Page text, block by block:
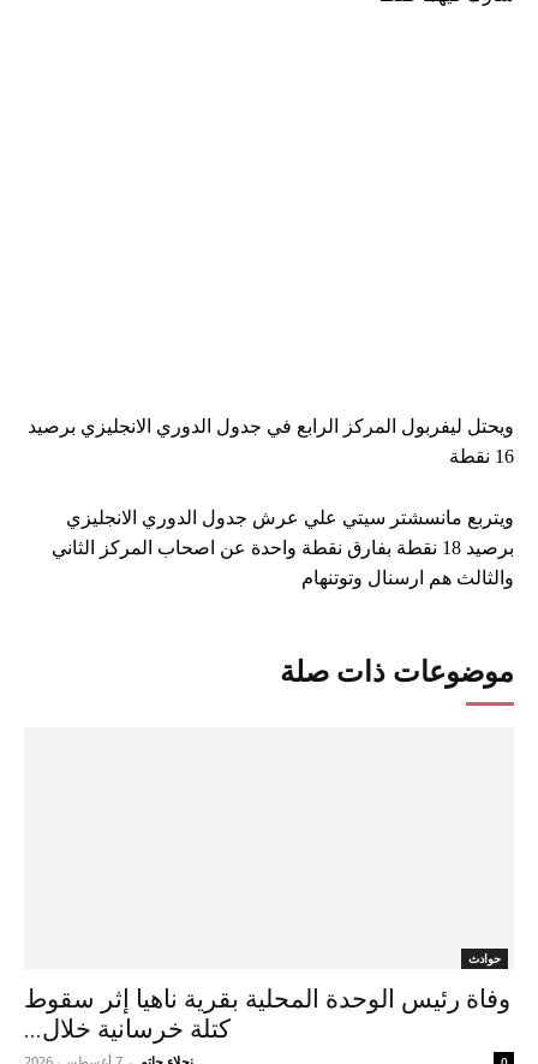
ويحتل ليفربول المركز الرابع في جدول الدوري الانجليزي برصيد
16 نقطة
ويتربع مانسشتر سيتي علي عرش جدول الدوري الانجليزي
برصيد 18 نقطة بفارق نقطة واحدة عن اصحاب المركز الثاني
والثالث هم ارسنال وتوتنهام
موضوعات ذات صلة
حوادث
وفاة رئيس الوحدة المحلية بقرية ناهيا إثر سقوط
كتلة خرسانية خلال...